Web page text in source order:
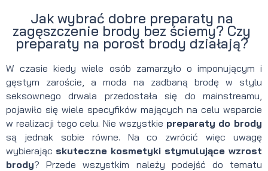
Jak wybrać dobre preparaty na
zagęszczenie brody bez ściemy? Czy
preparaty na porost brody działają?
W czasie kiedy wiele osób zamarzyło o imponującym i
gęstym zaroście, a moda na zadbaną brodę w stylu
seksownego drwala przedostała się do mainstreamu,
pojawiło się wiele specyfików mających na celu wsparcie
w realizacji tego celu. Nie wszystkie preparaty do brody
są jednak sobie równe. Na co zwrócić więc uwagę
wybierając skuteczne kosmetyki stymulujące wzrost
brody? Przede wszystkim należy podejść do tematu